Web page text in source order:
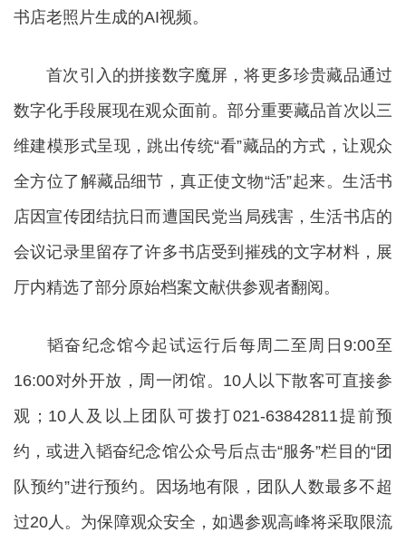
书店老照片生成的AI视频。
首次引入的拼接数字魔屏，将更多珍贵藏品通过
数字化手段展现在观众面前。部分重要藏品首次以三
维建模形式呈现，跳出传统“看”藏品的方式，让观众
全方位了解藏品细节，真正使文物“活”起来。生活书
店因宣传团结抗日而遭国民党当局残害，生活书店的
会议记录里留存了许多书店受到摧残的文字材料，展
厅内精选了部分原始档案文献供参观者翻阅。
韬奋纪念馆今起试运行后每周二至周日9:00至
16:00对外开放，周一闭馆。10人以下散客可直接参
观；10人及以上团队可拨打021-63842811提前预
约，或进入韬奋纪念馆公众号后点击“服务”栏目的“团
队预约”进行预约。因场地有限，团队人数最多不超
过20人。为保障观众安全，如遇参观高峰将采取限流